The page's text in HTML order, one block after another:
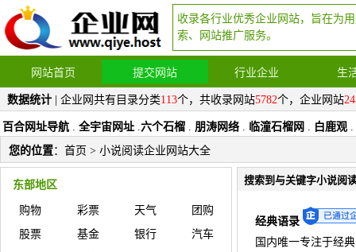
收录各行业优秀企业网站，旨在为
索、网站推广服务。
网站首页 提交网站 行业企业 生
数据统计 | 企业网共有目录分类113个，共收录网站5782个，企业网站
百合网址导航 . 全宇宙网址 .六个石榴 . 朋涛网络 . 临潼石榴网 . 白鹿观 .
您的位置： 首页 > 小说阅读企业网站大全
东部地区
购物 彩票 天气
团购
股票
基金 银行
汽车
搜索到与关键字小说阅
经典语录
国内唯一专注于经